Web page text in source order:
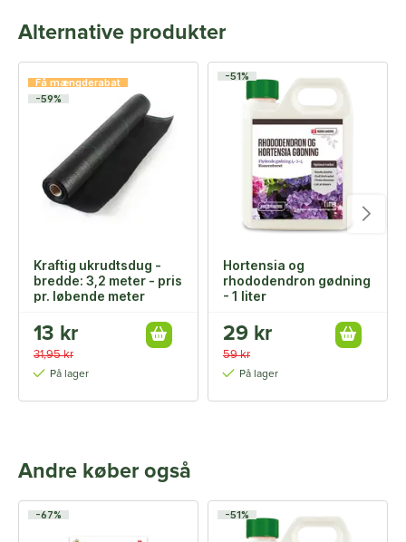
Alternative produkter
Få mængderabat
-59%
Kraftig ukrudtsdug -
bredde: 3,2 meter - pris
pr. løbende meter
13 kr
31,95 kr
På lager
-51%
Hortensia og
rhododendron gødning
- 1 liter
29 kr
59 kr
På lager
Andre køber også
-67% -51%